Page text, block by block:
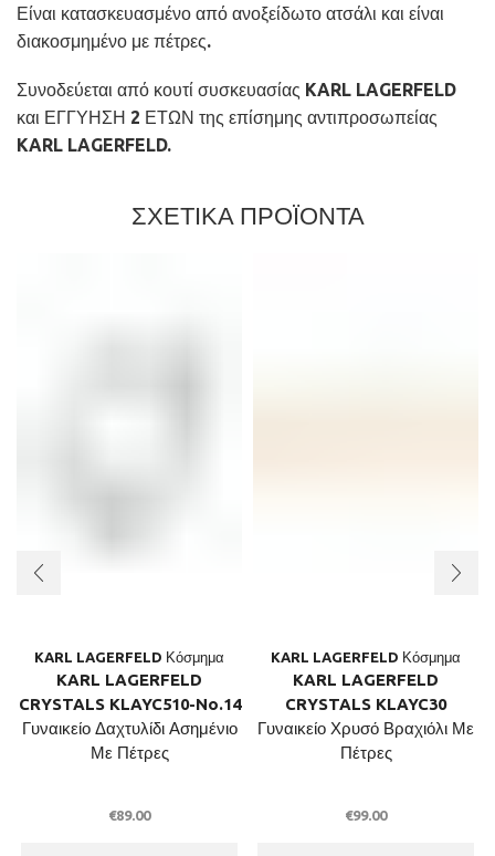
Είναι κατασκευασμένο από ανοξείδωτο ατσάλι και είναι
διακοσμημένο με πέτρες.
Συνοδεύεται από κουτί συσκευασίας KARL LAGERFELD
και ΕΓΓΥΗΣΗ 2 ΕΤΩΝ της επίσημης αντιπροσωπείας
KARL LAGERFELD.
ΣΧΕΤΙΚΑ ΠΡΟΪΟΝΤΑ
KARL LAGERFELD Κόσμημα
KARL LAGERFELD
CRYSTALS KLAYC510-No.14
Γυναικείο Δαχτυλίδι Ασημένιο
Με Πέτρες
€89.00
KARL LAGERFELD Κόσμημα
KARL LAGERFELD
CRYSTALS KLAYC30
Γυναικείο Χρυσό Βραχιόλι Με
Πέτρες
€99.00